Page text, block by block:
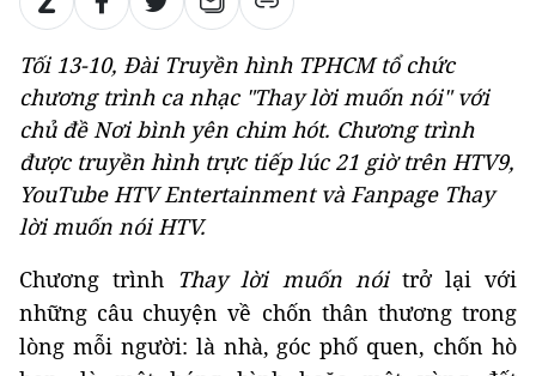
Tối 13-10, Đài Truyền hình TPHCM tổ chức
chương trình ca nhạc "Thay lời muốn nói" với
chủ đềNơi bình yên chim hót. Chương trình
được truyền hình trực tiếp lúc 21 giờ trên HTV9,
YouTube HTV Entertainment và Fanpage Thay
lời muốn nói HTV.
Chương trình Thay lời muốn nóitrở lại với
những câu chuyện về chốn thân thương trong
lòng mỗi người: là nhà, góc phố quen, chốn hò